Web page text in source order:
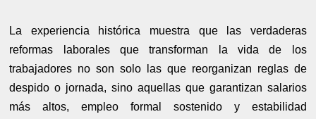
La experiencia histórica muestra que las verdaderas
reformas laborales que transforman la vida de los
trabajadores no son solo las que reorganizan reglas de
despido o jornada, sino aquellas que garantizan salarios
más altos, empleo formal sostenido y estabilidad